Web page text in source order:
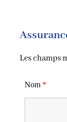
Les champs
Nom *